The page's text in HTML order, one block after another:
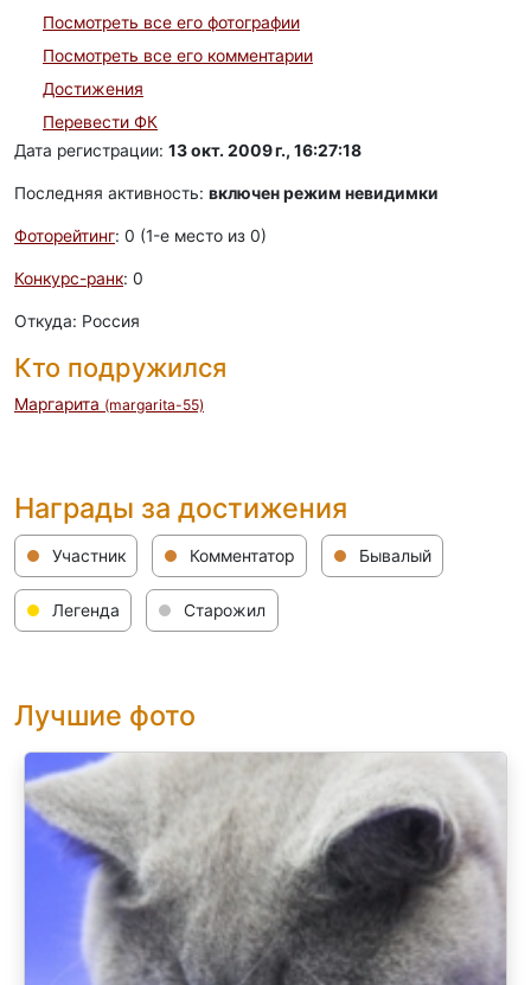
Посмотреть все его фотографии
Посмотреть все его комментарии
Достижения
Перевести ФК
Дата регистрации: 13 окт. 2009 г., 16:27:18
Последняя активность: включен режим невидимки
Фоторейтинг: 0 (1-e место из 0)
Конкурс-ранк: 0
Откуда: Россия
Кто подружился
Маргарита (margarita-55)
Награды за достижения
Участник Комментатор Бывалый
Легенда Старожил
Лучшие фото